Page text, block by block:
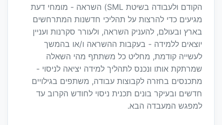
הקודם ולעבודה בשיטת SML) השראה - מומחי דעת
מגיעים כדי להרצות על תהליכי חדשנות המתרחשים
בארץ ובעולם, להעניק השראה, ולעורר סקרנות ועניין
יוצאים ללמידה - בעקבות ההשראה ו/או בהמשך
לעשייה קודמת, מחליט כל משתתף מהי השאלה
שמרתקת אותו ונכנס לתהליך למידה יציאה לניסוי -
מתכנסים בחזרה לקבוצות עבודה, משתפים בגילויים
חדשים ובעיקר בונים תכנית ניסוי לחודש הקרוב עד
למפגש המעבדה הבא.